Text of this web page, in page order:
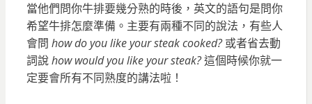
當他們問你牛排要幾分熟的時後，英文的語句是問你
希望牛排怎麼準備。主要有兩種不同的說法，有些人
會問 how do you like your steak cooked?或者省去動
詞說how would you like your steak?這個時候你就一
定要會所有不同熟度的講法啦！